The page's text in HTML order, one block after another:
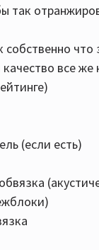
так
собственно что
качество все же
(если есть)